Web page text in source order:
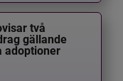
två
gällande
adoptioner